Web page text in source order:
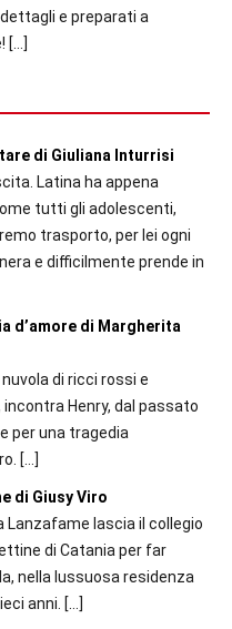
e preparati a
[…]
di Giuliana Inturrisi
Latina ha appena
tutti gli adolescenti,
trasporto, per lei ogni
e difficilmente prende in
d’amore di Margherita
di ricci rossi e
Henry, dal passato
per una tragedia
[…]
di Giusy Viro
Lanzafame lascia il collegio
di Catania per far
nella lussuosa residenza
anni. […]